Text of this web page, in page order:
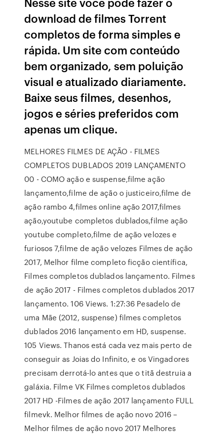
download de filmes Torrent
completos de forma simples e
rápida. Um site com conteúdo
bem organizado, sem poluição
visual e atualizado diariamente.
Baixe seus filmes, desenhos,
jogos e séries preferidos com
apenas um clique.
MELHORES FILMES DE AÇÃO - FILMES
COMPLETOS DUBLADOS 2019 LANÇAMENTO
00 - COMO ação e suspense,filme ação
lançamento,filme de ação o justiceiro,filme de
ação rambo 4,filmes online ação 2017,filmes
ação,youtube completos dublados,filme ação
youtube completo,filme de ação velozes e
furiosos 7,filme de ação velozes Filmes de ação
2017, Melhor filme completo ficção científica,
Filmes completos dublados lançamento. Filmes
de ação 2017 - Filmes completos dublados 2017
lançamento. 106 Views. 1:27:36 Pesadelo de
uma Mãe (2012, suspense) filmes completos
dublados 2016 lançamento em HD, suspense.
105 Views. Thanos está cada vez mais perto de
conseguir as Joias do Infinito, e os Vingadores
precisam derrotá-lo antes que o titã destruia a
galáxia. Filme VK Filmes completos dublados
2017 HD -Filmes de ação 2017 lançamento FULL
filmevk. Melhor filmes de ação novo 2016 –
Melhor filmes de ação novo 2017 Melhores